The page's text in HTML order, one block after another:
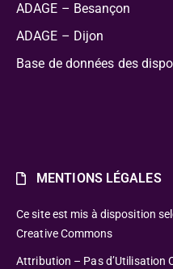
ADAGE – Besançon
ADAGE – Dijon
Base de données des
MENTIONS LÉGALES
Ce site est mis à disposition
Creative Commons
Attribution – Pas d’Utilisation